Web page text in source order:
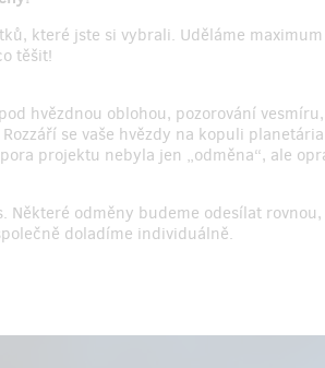
které jste si vybrali. Uděláme
těšit!
hvězdnou oblohou, pozorování
se vaše hvězdy na kopuli
projektu nebyla jen „odměna“, ale
Některé odměny budeme odesílat
doladíme individuálně.